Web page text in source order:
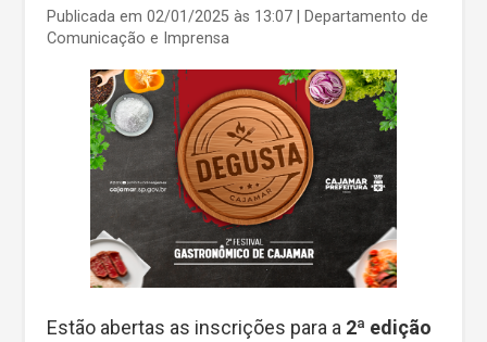
Publicada em 02/01/2025 às 13:07
| Departamento de
Comunicação e Imprensa
Estão abertas as inscrições para a 2ª edição